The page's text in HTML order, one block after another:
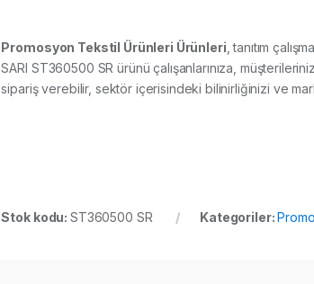
Promosyon Tekstil Ürünleri Ürünleri , tanıtım
SARI ST360500 SR ürünü çalışanlarınıza,
sipariş verebilir, sektör içerisindeki bilinirliğinizi ve
Stok kodu: ST360500 SR Kategoriler: